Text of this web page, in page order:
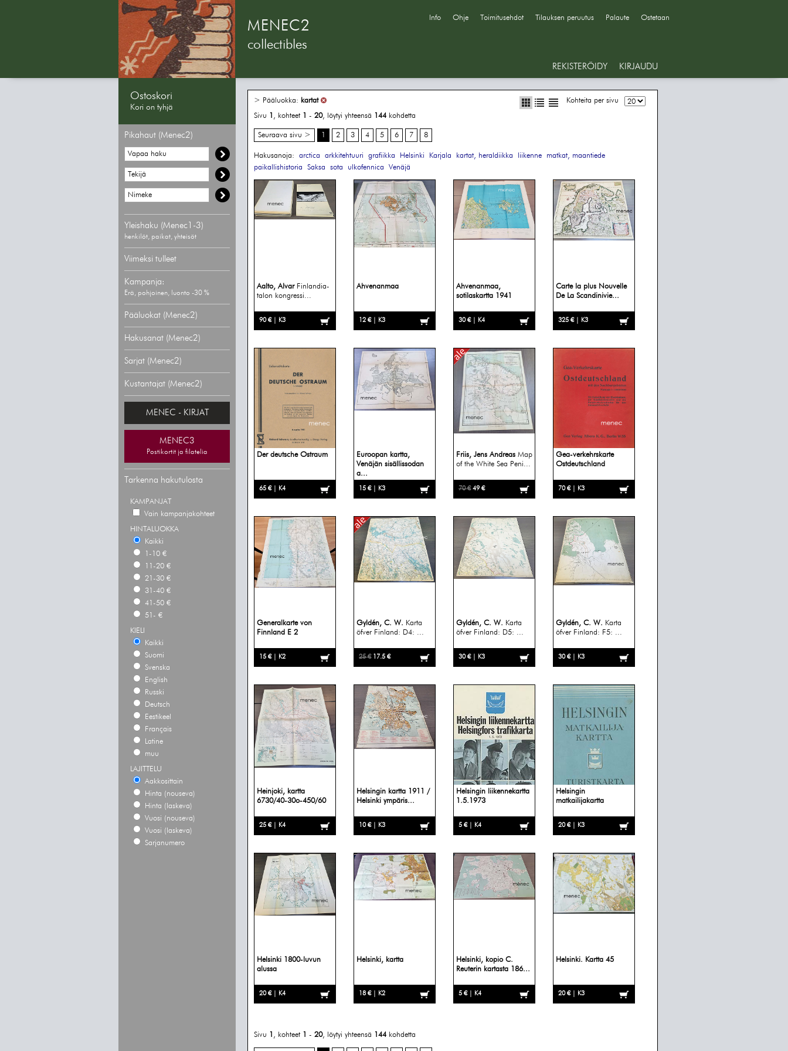
MENEC2
collectibles
Info Ohje Toimitusehdot Tilauksen peruutus Palaute Ostetaan
REKISTERÖIDY KIRJAUDU
Ostoskori
Kori on tyhjä
Pikahaut (Menec2)
Yleishaku (Menec1-3)
henkilöt, paikat, yhteisöt
Viimeksi tulleet
Kampanja:
Erä, pohjoinen, luonto -30 %
Pääluokat (Menec2)
Hakusanat (Menec2)
Sarjat (Menec2)
Kustantajat (Menec2)
MENEC - KIRJAT
MENEC3
Postikortit ja filatelia
Tarkenna hakutulosta
KAMPANJAT
Vain kampanjakohteet
HINTALUOKKA
Kaikki
1-10 €
11-20 €
21-30 €
31-40 €
41-50 €
51- €
KIELI
Kaikki
Suomi
Svenska
English
Russki
Deutsch
Eestikeel
Français
Latine
muu
LAJITTELU
Aakkosittain
Hinta (nouseva)
Hinta (laskeva)
Vuosi (nouseva)
Vuosi (laskeva)
Sarjanumero
Kohteita per sivu
> Pääluokka: kartat
Sivu 1 , kohteet 1 - 20, löytyi yhteensä 144 kohdetta
Seuraava sivu > 1 2 3 4 5 6 7 8
Hakusanoja: arctica arkkitehtuuri grafiikka Helsinki Karjala kartat, heraldiikka liikenne
matkat, maantiede
paikallishistoria
Saksa sota ulkofennica Venäjä
Aalto, Alvar Finlandia-
talon kongressi...
90 € | K3
Ahvenanmaa
12 € | K3
Ahvenanmaa,
sotilaskartta 1941
30 € | K4
Carte la plus Nouvelle
De La Scandinivie...
325 € | K3
Der deutsche Ostraum
65 € | K4
Euroopan kartta,
Venäjän sisällissodan
a...
15 € | K3
Friis, Jens Andreas Map
of the White Sea Peni...
70 €49 €
Gea-verkehrskarte
Ostdeutschland
70 € | K3
Generalkarte von
Finnland E 2
15 € | K2
Gyldén, C. W. Karta
öfver Finland: D4: ...
25 €17.5 €
Gyldén, C. W. Karta
öfver Finland: D5: ...
30 € | K3
Gyldén, C. W. Karta
öfver Finland: F5: ...
30 € | K3
Heinjoki, kartta
6730/40-30o-450/60
25 € | K4
Helsingin kartta 1911 /
Helsinki ympäris...
10 € | K3
Helsingin liikennekartta
1.5.1973
5 € | K4
Helsingin
matkailijakartta
20 € | K3
Helsinki 1800-luvun
alussa
20 € | K4
Helsinki, kartta
18 € | K2
Helsinki, kopio C.
Reuterin kartasta 186...
5 € | K4
Helsinki. Kartta 45
20 € | K3
Sivu 1 , kohteet 1 - 20, löytyi yhteensä 144 kohdetta